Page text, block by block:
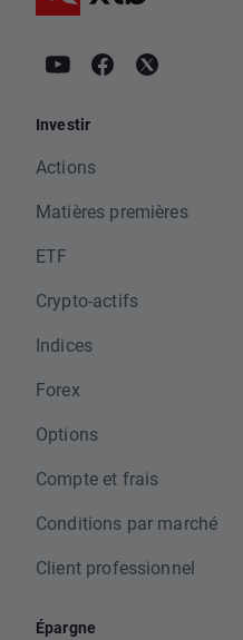
Investir
Actions
Matières premières
ETF
Crypto-actifs
Indices
Forex
Options
Compte et frais
Conditions par marché
Client professionnel
Épargne